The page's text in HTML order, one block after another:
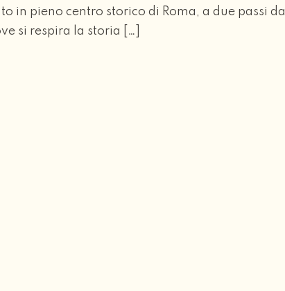
in pieno centro storico di Roma, a due passi dal
si respira la storia […]